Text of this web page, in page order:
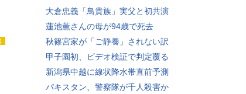
大倉忠義「鳥貴族」実父と初共演
蓮池薫さんの母が94歳で死去
秋篠宮家が「ご静養」されない訳
甲子園初、ビデオ検証で判定覆る
新潟県中越に線状降水帯直前予測
パキスタン、警察隊が千人殺害か